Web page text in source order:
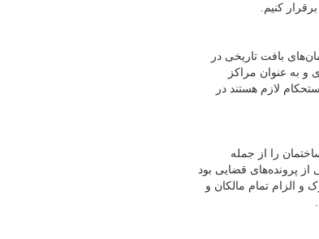
کنیم.
بافت تاریخی در
به عنوان مراکز
لازم هستند در
را از جمله
پرونده‌های قضایی بود
و ‌الزام تمام مالکان و